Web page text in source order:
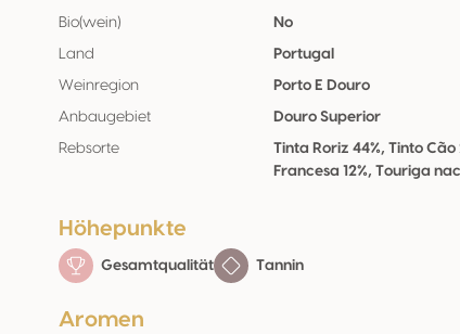
Bio(wein) No
Land Portugal
Weinregion Porto E Douro
Anbaugebiet Douro Superior
Rebsorte
Tinta Roriz 44%, Tinto
Francesa 12%, Touriga
Höhepunkte
Gesamtqualität Tannin
Aromen